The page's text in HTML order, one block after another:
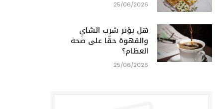
25/06/2026
هل يؤثر شرب الشاي
والقهوة حقًا على صحة
العظام؟
25/06/2026